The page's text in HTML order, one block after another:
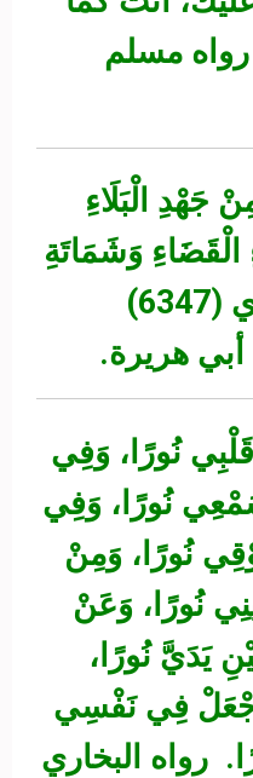
رواه مسلم
جَهْدِ الْبَلَاءِ
وَشَمَاتَةِ
رواه البخاري (6347)
نُورًا، وَفِي
نُورًا، وَفِي
نُورًا، وَمِنْ
نُورًا، وَعَنْ
يَدَيَّ نُورًا،
فِي نَفْسِي
رواه البخاري